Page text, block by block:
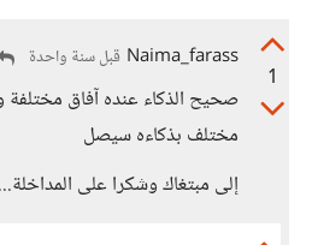
1
Naima_farass قبل سنة واحدة
صحيح الذكاء عنده آفاق
مختلف بذكاءه سيصل
إلى مبتغاك وشكرا على